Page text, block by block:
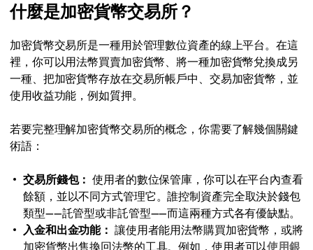
什麼是加密貨幣交易所？
加密貨幣交易所是一種用於管理數位資產的線上平台。在這
裡，你可以用法幣買賣加密貨幣、將一種加密貨幣兌換成另
一種、把加密貨幣存放在交易所帳戶中、交易加密貨幣，並
使用收益功能，例如質押。
若要完整理解加密貨幣交易所的概念，你需要了解幾個關鍵
術語：
交易所錢包： 使用者的數位保管庫，你可以在平台內查看
餘額，並以不同方式管理它。誰控制資產完全取決於錢包
類型——託管型或非託管型——而這兩種方式各有優缺點。
入金和出金功能： 讓使用者能用法幣購買加密貨幣，或將
加密貨幣出售換回法幣的工具。例如，使用者可以使用銀